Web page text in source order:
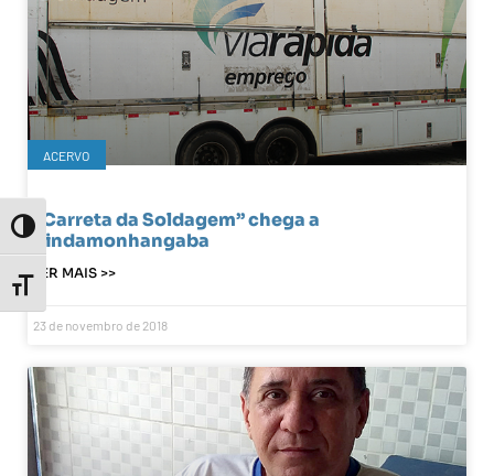
Toggle High Contrast
Toggle Font size
ACERVO
“Carreta da Soldagem” chega a
Pindamonhangaba
LER MAIS >>
23 de novembro de 2018